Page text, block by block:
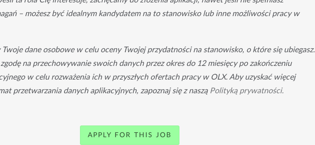
– możesz być idealnym kandydatem na to stanowisko lub inne możliwości pracy w
dane osobowe w celu oceny Twojej przydatności na stanowisko, o które się ubiegasz.
na przechowywanie swoich danych przez okres do 12 miesięcy po zakończeniu
w celu rozważenia ich w przyszłych ofertach pracy w OLX. Aby uzyskać więcej
przetwarzania danych aplikacyjnych, zapoznaj się z naszą Polityką prywatności.
APPLY FOR THIS JOB